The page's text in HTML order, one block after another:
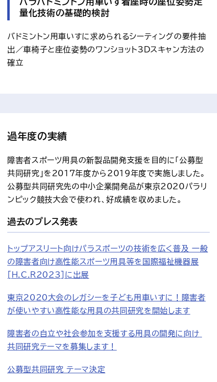
量化技術の基礎的検討
バドミントン用車いすに求められるシーティングの要件抽
出／車椅子と座位姿勢のワンショット3Dスキャン方法の
確立
過年度の実績
障害者スポーツ用具の新製品開発支援を目的に「公募型
共同研究」を2017年度から2019年度で実施しました。
公募型共同研究先の中小企業開発品が東京2020パラリ
ンピック競技大会で使われ、好成績を収めました。
過去のプレス発表
トップアスリート向けパラスポーツの技術を広く普及 一般
の障害者向け高性能スポーツ用具等を国際福祉機器展
[H.C.R2023]に出展
東京2020大会のレガシーを子ども用車いすに！障害者
が使いやすい高性能な用具の共同研究を開始します
障害者の自立や社会参加を支援する用具の開発に向け
共同研究テーマを募集します！
公募型共同研究 テーマ決定